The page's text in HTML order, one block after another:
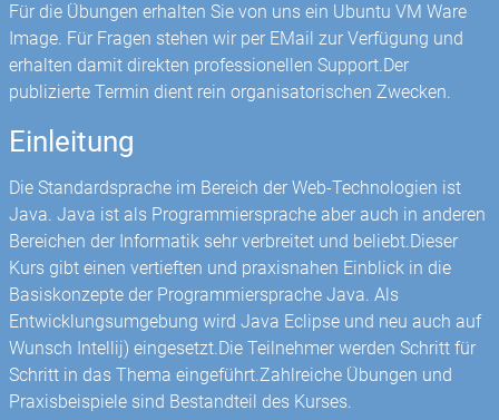
Für die Übungen erhalten Sie von uns ein Ubuntu VM Ware
Image. Für Fragen stehen wir per EMail zur Verfügung und
erhalten damit direkten professionellen Support.Der
publizierte Termin dient rein organisatorischen Zwecken.
Einleitung
Die Standardsprache im Bereich der Web-Technologien ist
Java. Java ist als Programmiersprache aber auch in anderen
Bereichen der Informatik sehr verbreitet und beliebt.Dieser
Kurs gibt einen vertieften und praxisnahen Einblick in die
Basiskonzepte der Programmiersprache Java. Als
Entwicklungsumgebung wird Java Eclipse und neu auch auf
Wunsch Intellij) eingesetzt.Die Teilnehmer werden Schritt für
Schritt in das Thema eingeführt.Zahlreiche Übungen und
Praxisbeispiele sind Bestandteil des Kurses.